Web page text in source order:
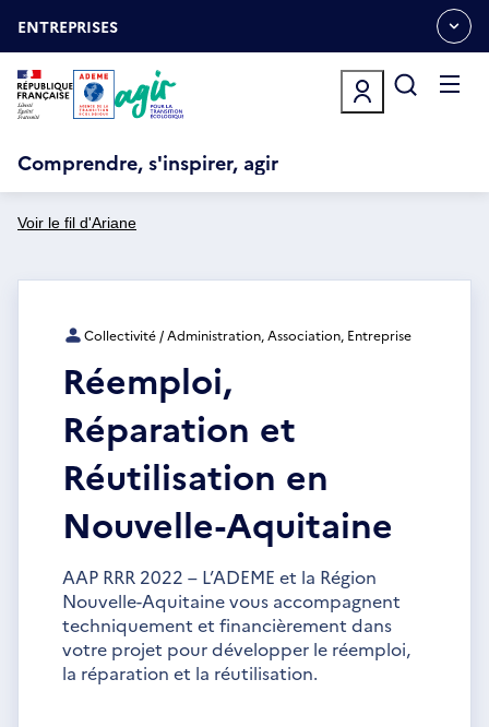
auOUVRIR
LE
MENU
ESPACE
ENTREPRISES
Comprendre, s'inspirer, agir
Voir le fil d'Ariane
Collectivité / Administration, Association, Entreprise
Réemploi,
Réparation et
Réutilisation en
Nouvelle-Aquitaine
AAP RRR 2022 – L’ADEME et la Région
Nouvelle-Aquitaine vous accompagnent
techniquement et financièrement dans
votre projet pour développer le réemploi,
la réparation et la réutilisation.